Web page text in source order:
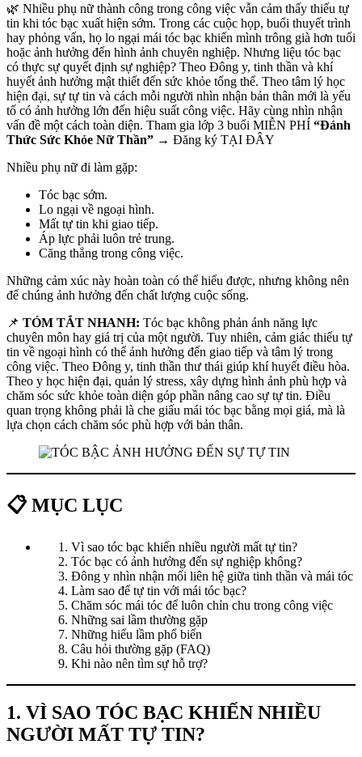
🌿 Nhiều phụ nữ thành công trong công việc vẫn cảm thấy thiếu tự
tin khi tóc bạc xuất hiện sớm. Trong các cuộc họp, buổi thuyết trình
hay phỏng vấn, họ lo ngại mái tóc bạc khiến mình trông già hơn tuổi
hoặc ảnh hưởng đến hình ảnh chuyên nghiệp. Nhưng liệu tóc bạc
có thực sự quyết định sự nghiệp? Theo Đông y, tinh thần và khí
huyết ảnh hưởng mật thiết đến sức khỏe tổng thể. Theo tâm lý học
hiện đại, sự tự tin và cách mỗi người nhìn nhận bản thân mới là yếu
tố có ảnh hưởng lớn đến hiệu suất công việc. Hãy cùng nhìn nhận
vấn đề một cách toàn diện. Tham gia lớp 3 buổi MIỄN PHÍ “Đánh
Thức Sức Khỏe Nữ Thần” → Đăng ký TẠI ĐÂY
Nhiều phụ nữ đi làm gặp:
Tóc bạc sớm.
Lo ngại về ngoại hình.
Mất tự tin khi giao tiếp.
Áp lực phải luôn trẻ trung.
Căng thẳng trong công việc.
Những cảm xúc này hoàn toàn có thể hiểu được, nhưng không nên
để chúng ảnh hưởng đến chất lượng cuộc sống.
📌 TÓM TẮT NHANH: Tóc bạc không phản ánh năng lực
chuyên môn hay giá trị của một người. Tuy nhiên, cảm giác thiếu tự
tin về ngoại hình có thể ảnh hưởng đến giao tiếp và tâm lý trong
công việc. Theo Đông y, tinh thần thư thái giúp khí huyết điều hòa.
Theo y học hiện đại, quản lý stress, xây dựng hình ảnh phù hợp và
chăm sóc sức khỏe toàn diện góp phần nâng cao sự tự tin. Điều
quan trọng không phải là che giấu mái tóc bạc bằng mọi giá, mà là
lựa chọn cách chăm sóc phù hợp với bản thân.
📋 MỤC LỤC
Vì sao tóc bạc khiến nhiều người mất tự tin?
Tóc bạc có ảnh hưởng đến sự nghiệp không?
Đông y nhìn nhận mối liên hệ giữa tinh thần và mái tóc
Làm sao để tự tin với mái tóc bạc?
Chăm sóc mái tóc để luôn chỉn chu trong công việc
Những sai lầm thường gặp
Những hiểu lầm phổ biến
Câu hỏi thường gặp (FAQ)
Khi nào nên tìm sự hỗ trợ?
1. VÌ SAO TÓC BẠC KHIẾN NHIỀU
NGƯỜI MẤT TỰ TIN?